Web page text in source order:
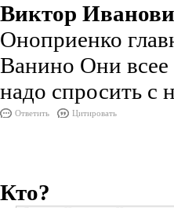
Виктор
Оноприенко
Ванино Они всее
надо спросить с
Ответить Цитировать
Кто?